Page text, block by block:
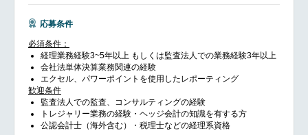
応募条件
必須条件：
経理業務経験3~5年以上 もしくは監査法人での業務経験3年以上
会社法単体決算業務関連の経験
エクセル、パワーポイントを使用したレポーティング
歓迎条件
監査法人での監査、コンサルティングの経験
トレジャリー業務の経験・ヘッジ会計の知識を有する方
公認会計士（海外含む）・税理士などの経理系資格